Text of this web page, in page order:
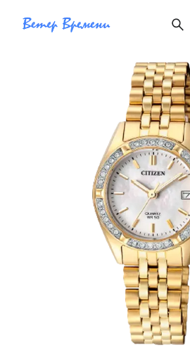
Авторизация
Каталог
Мужские часы
Женские часы
Скидки